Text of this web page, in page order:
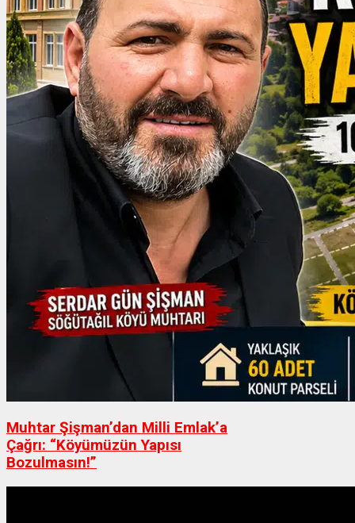
Muhtar Şişman’dan Milli Emlak’a
Çağrı: “Köyümüzün Yapısı
Bozulmasın!”